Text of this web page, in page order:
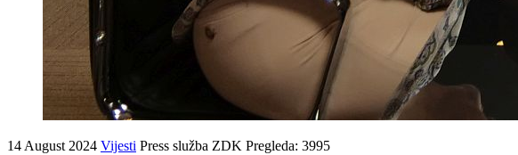
14 August 2024 Vijesti Press služba ZDK Pregleda: 3995